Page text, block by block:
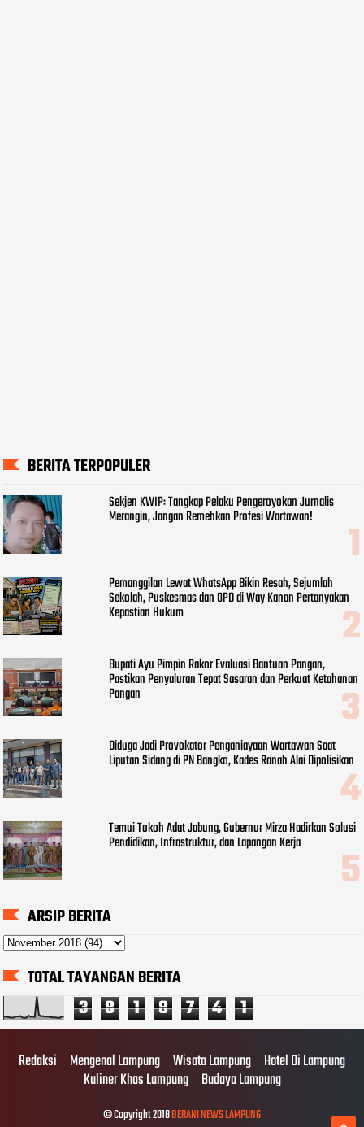
BERITA TERPOPULER
Sekjen KWIP: Tangkap Pelaku Pengeroyokan Jurnalis
Merangin, Jangan Remehkan Profesi Wartawan!
Pemanggilan Lewat WhatsApp Bikin Resah, Sejumlah
Sekolah, Puskesmas dan OPD di Way Kanan Pertanyakan
Kepastian Hukum
Bupati Ayu Pimpin Rakor Evaluasi Bantuan Pangan,
Pastikan Penyaluran Tepat Sasaran dan Perkuat Ketahanan
Pangan
Diduga Jadi Provokator Penganiayaan Wartawan Saat
Liputan Sidang di PN Bangko, Kades Ranah Alai Dipolisikan
Temui Tokoh Adat Jabung, Gubernur Mirza Hadirkan Solusi
Pendidikan, Infrastruktur, dan Lapangan Kerja
ARSIP BERITA
TOTAL TAYANGAN BERITA
3 8 1 8 7 4 1
Redaksi Mengenal Lampung Wisata Lampung Hotel Di Lampung
Kuliner Khas Lampung Budaya Lampung
© Copyright 2018BERANI NEWS LAMPUNG